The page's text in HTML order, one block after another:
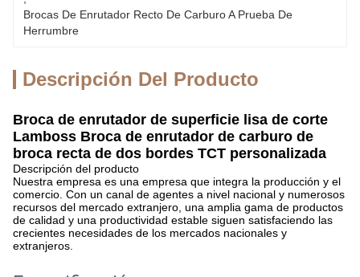
Brocas De Enrutador Recto De Carburo A Prueba De
Herrumbre
Descripción Del Producto
Broca de enrutador de superficie lisa de corte
Lamboss Broca de enrutador de carburo de
broca recta de dos bordes TCT personalizada
Descripción del producto
Nuestra empresa es una empresa que integra la producción y el
comercio. Con un canal de agentes a nivel nacional y numerosos
recursos del mercado extranjero, una amplia gama de productos
de calidad y una productividad estable siguen satisfaciendo las
crecientes necesidades de los mercados nacionales y
extranjeros.